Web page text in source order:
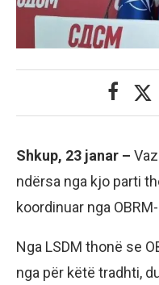
Shkup, 23 janar –
ndërsa nga kjo parti
koordinuar nga
Nga LSDM thonë se
nga për këtë tradhti,